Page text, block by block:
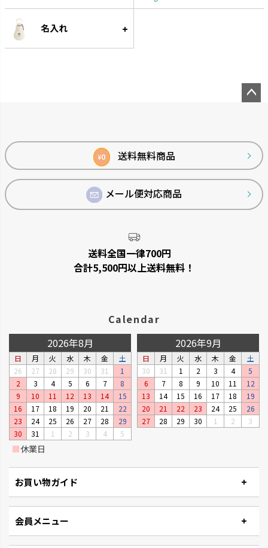
遊びながらフードをゆっくり食
べられる知遊玩具です。
名入れ
¥0 送料無料商品
メール便対応商品
送料全国一律700円
合計5,500円以上送料無料！
Calendar
2026年8月
日 月 火 水 木 金
土
26
27 28 29 30 31
1
2
3 4 5 6 7
8
9
10 11 12 13 14
15
16
17 18 19 20 21
22
23
24 25 26 27 28
29
30
31 1 2 3 4 5
2026年9月
日 月 火 水 木 金
土
30
31 1 2 3 4
5
6
7 8 9 10 11
12
13
14 15 16 17 18
19
20
21 22 23 24 25
26
27
28 29 30 1 2 3
■休業日
お買い物ガイド
会員メニュー
ップ
へ